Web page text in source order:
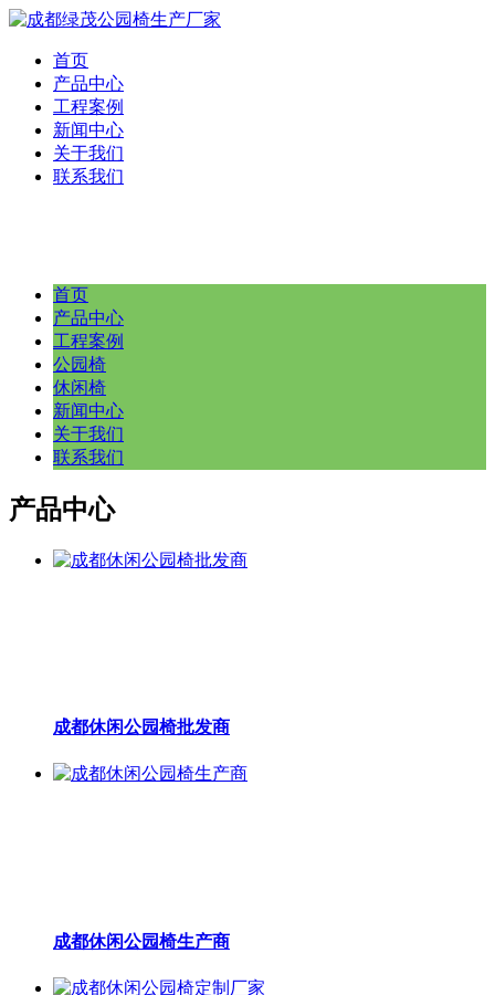
首页
产品中心
工程案例
新闻中心
关于我们
联系我们
首页
产品中心
工程案例
公园椅
休闲椅
新闻中心
关于我们
联系我们
产品中心
成都休闲公园椅批发商
成都休闲公园椅生产商